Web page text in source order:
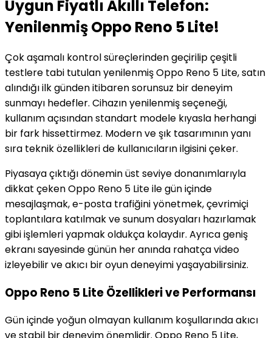
Uygun Fiyatlı Akıllı Telefon:
Yenilenmiş Oppo Reno 5 Lite!
Çok aşamalı kontrol süreçlerinden geçirilip çeşitli
testlere tabi tutulan yenilenmiş Oppo Reno 5 Lite, satın
alındığı ilk günden itibaren sorunsuz bir deneyim
sunmayı hedefler. Cihazın yenilenmiş seçeneği,
kullanım açısından standart modele kıyasla herhangi
bir fark hissettirmez. Modern ve şık tasarımının yanı
sıra teknik özellikleri de kullanıcıların ilgisini çeker.
Piyasaya çıktığı dönemin üst seviye donanımlarıyla
dikkat çeken Oppo Reno 5 Lite ile gün içinde
mesajlaşmak, e-posta trafiğini yönetmek, çevrimiçi
toplantılara katılmak ve sunum dosyaları hazırlamak
gibi işlemleri yapmak oldukça kolaydır. Ayrıca geniş
ekranı sayesinde günün her anında rahatça video
izleyebilir ve akıcı bir oyun deneyimi yaşayabilirsiniz.
Oppo Reno 5 Lite Özellikleri ve Performansı
Gün içinde yoğun olmayan kullanım koşullarında akıcı